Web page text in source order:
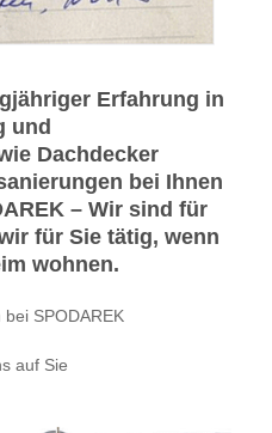
Erfahrung in
und
Dachdecker
bei Ihnen
– Wir sind für
für Sie tätig, wenn
wohnen.
SPODAREK
auf Sie